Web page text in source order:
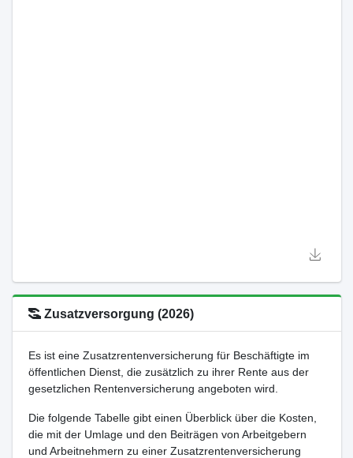
Zusatzversorgung (2026)
Es ist eine Zusatzrentenversicherung für Beschäftigte im
öffentlichen Dienst, die zusätzlich zu ihrer Rente aus der
gesetzlichen Rentenversicherung angeboten wird.
Die folgende Tabelle gibt einen Überblick über die Kosten,
die mit der Umlage und den Beiträgen von Arbeitgebern
und Arbeitnehmern zu einer Zusatzrentenversicherung